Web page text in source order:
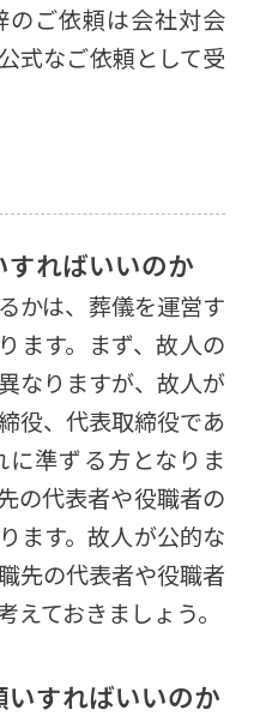
ご依頼は会社対会
式なご依頼として受
ればいいのか
かは、葬儀を運営す
ます。まず、故人の
なりますが、故人が
役、代表取締役であ
準ずる方となりま
の代表者や役職者の
ます。故人が公的な
先の代表者や役職者
ておきましょう。
すればいいのか